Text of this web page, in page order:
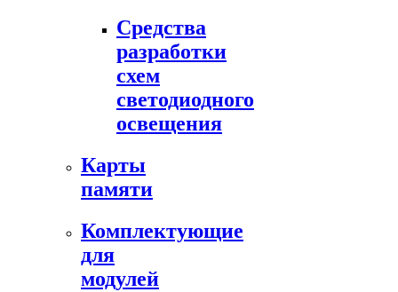
Средства
разработки
схем
светодиодного
освещения
Карты
памяти
Комплектующие
для
модулей